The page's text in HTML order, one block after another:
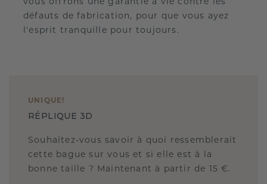
défauts de fabrication, pour que vous ayez
l'esprit tranquille pour toujours.
UNIQUE !
RÉPLIQUE 3D
Souhaitez-vous savoir à quoi ressemblerait
cette bague sur vous et si elle est à la
bonne taille ? Maintenant à partir de 15 €.